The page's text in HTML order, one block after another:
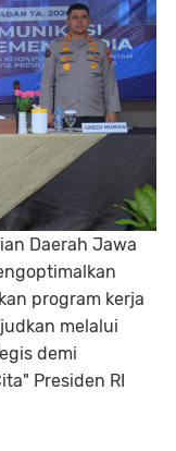
Daerah Jawa
program kerja
melalui
demi
Presiden RI